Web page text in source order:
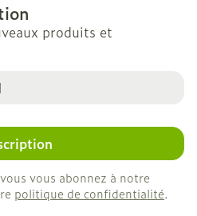
produits et
vous abonnez à notre
politique de confidentialité.